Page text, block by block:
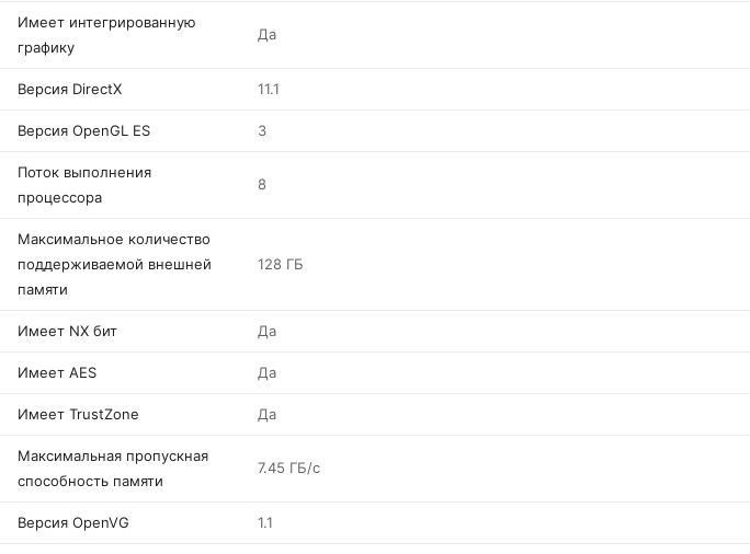
Имеет интегрированную
графику
Да
Версия DirectX 11.1
Версия OpenGL ES 3
Поток выполнения
процессора
8
Максимальное количество
поддерживаемой внешней
памяти
128 ГБ
Имеет NX бит Да
Имеет AES Да
Имеет TrustZone Да
Максимальная пропускная
способность памяти
7.45 ГБ/с
Версия OpenVG 1.1